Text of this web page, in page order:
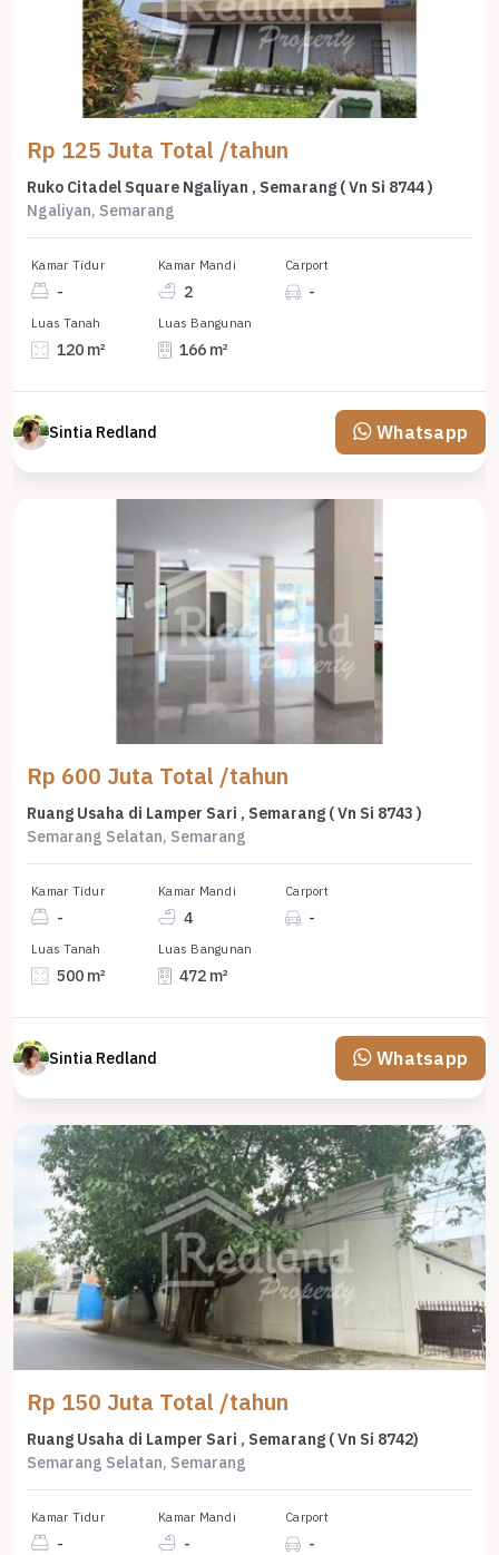
Rp 125 Juta Total /tahun
Ruko Citadel Square Ngaliyan , Semarang ( Vn Si 8744 )
Ngaliyan, Semarang
Kamar Tidur
-
Kamar Mandi
2
Carport
-
Luas Tanah
120 m²
Luas Bangunan
166 m²
Sintia Redland Whatsapp
Rp 600 Juta Total /tahun
Ruang Usaha di Lamper Sari , Semarang ( Vn Si 8743 )
Semarang Selatan, Semarang
Kamar Tidur
-
Kamar Mandi
4
Carport
-
Luas Tanah
500 m²
Luas Bangunan
472 m²
Sintia Redland Whatsapp
Rp 150 Juta Total /tahun
Ruang Usaha di Lamper Sari , Semarang ( Vn Si 8742)
Semarang Selatan, Semarang
Kamar Tidur
-
Kamar Mandi
-
Carport
-